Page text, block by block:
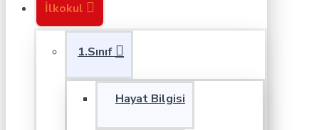
İlkokul
1.Sınıf
Hayat Bilgisi